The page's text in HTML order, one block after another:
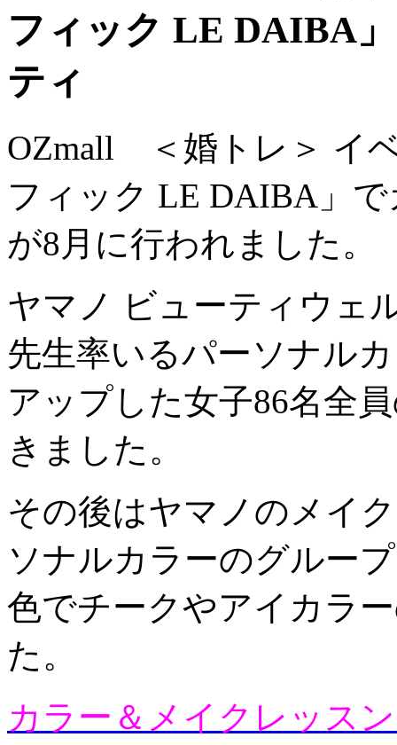
フィック LE DAIBA
ティ
OZmall ＜婚トレ＞ イ
フィック LE DAIBA」
が8月に行われました。
ヤマノ ビューティウェ
先生率いるパーソナル
アップした女子86名全
きました。
その後はヤマノのメイ
ソナルカラーのグルー
色でチークやアイカラ
た。
カラー＆メイクレッス